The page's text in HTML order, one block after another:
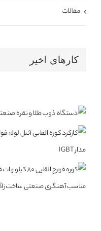
مقالات
کارهای اخیر